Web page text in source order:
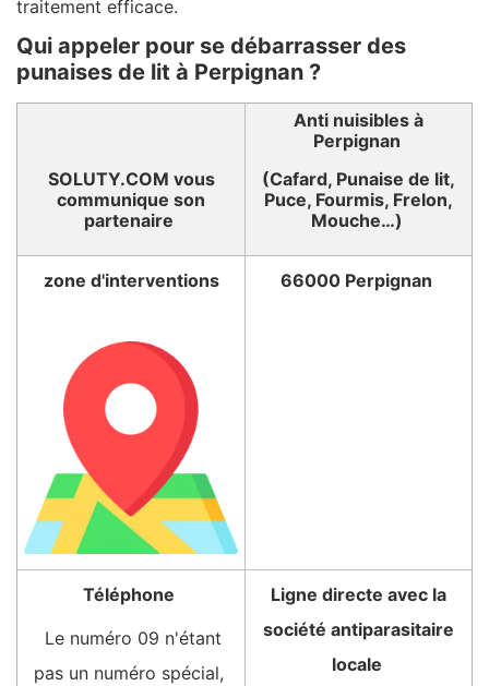
traitement efficace.
Qui appeler pour se débarrasser des
punaises de lit à Perpignan ?
SOLUTY.COM vous
communique son
partenaire
Anti nuisibles à
Perpignan
(Cafard, Punaise de lit,
Puce, Fourmis, Frelon,
Mouche…)
zone d'interventions 66000 Perpignan
Téléphone
Le numéro 09 n'étant
pas un numéro spécial,
Ligne directe avec la
société antiparasitaire
locale